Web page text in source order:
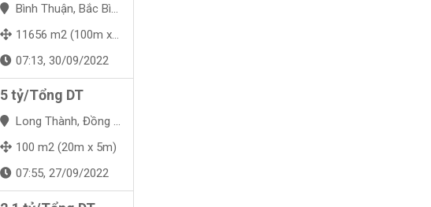
Bình Thuận, Bắc Bình
11656 m2 (100m x 116m)
07:13, 30/09/2022
5 tỷ/Tổng DT
Long Thành, Đồng Nai
100 m2 (20m x 5m)
07:55, 27/09/2022